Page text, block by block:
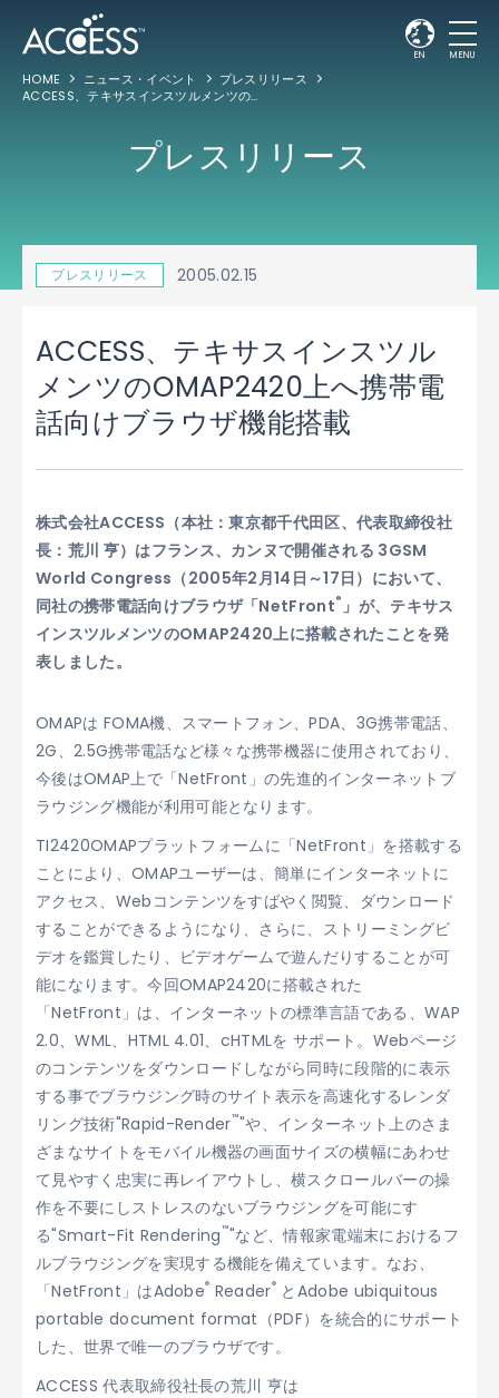
EN MENU
HOME ニュース・イベント
プレスリリース
ACCESS、テキサスインスツルメンツのOMAP2420上へ携帯電話向けブラウザ機能搭載
プレスリリース
プレスリリース 2005.02.15
ACCESS、テキサスインスツル
メンツのOMAP2420上へ携帯電
話向けブラウザ機能搭載
株式会社ACCESS（本社：東京都千代田区、代表取締役社
長：荒川 亨）はフランス、カンヌで開催される 3GSM
World Congress（2005年2月14日～17日）において、
同社の携帯電話向けブラウザ「NetFront®」が、テキサス
インスツルメンツのOMAP2420上に搭載されたことを発
表しました。
OMAPは FOMA機、スマートフォン、PDA、3G携帯電話、
2G、2.5G携帯電話など様々な携帯機器に使用されており、
今後はOMAP上で「NetFront」の先進的インターネットブ
ラウジング機能が利用可能となります。
TI2420OMAPプラットフォームに「NetFront」を搭載する
ことにより、OMAPユーザーは、簡単にインターネットに
アクセス、Webコンテンツをすばやく閲覧、ダウンロード
することができるようになり、さらに、ストリーミングビ
デオを鑑賞したり、ビデオゲームで遊んだりすることが可
能になります。今回OMAP2420に搭載された
「NetFront」は、インターネットの標準言語である、WAP
2.0、WML、HTML 4.01、cHTMLを サポート。Webページ
のコンテンツをダウンロードしながら同時に段階的に表示
する事でブラウジング時のサイト表示を高速化するレンダ
リング技術"Rapid-Render™"や、インターネット上のさま
ざまなサイトをモバイル機器の画面サイズの横幅にあわせ
て見やすく忠実に再レイアウトし、横スクロールバーの操
作を不要にしストレスのないブラウジングを可能にす
る"Smart-Fit Rendering™"など、情報家電端末におけるフ
ルブラウジングを実現する機能を備えています。なお、
「NetFront」はAdobe® Reader® とAdobe ubiquitous
portable document format（PDF）を統合的にサポート
した、世界で唯一のブラウザです。
ACCESS 代表取締役社長の荒川 亨は